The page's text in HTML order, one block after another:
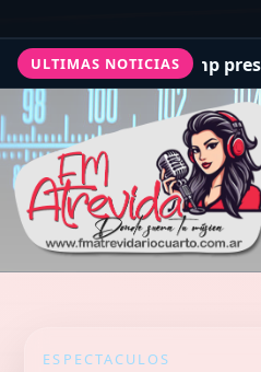
ULTIMAS NOTICIAS
Trump presiona a La
ESPECTACULOS